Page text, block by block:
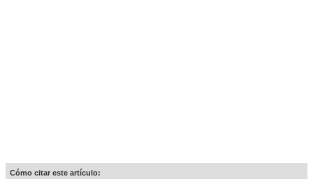
Cómo citar este artículo: